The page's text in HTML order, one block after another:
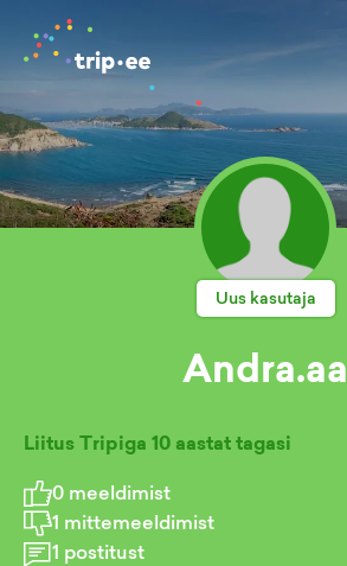
Uus kasutaja
Andra.aa
Liitus Tripiga 10 aastat tagasi
0 meeldimist
1 mittemeeldimist
1 postitust